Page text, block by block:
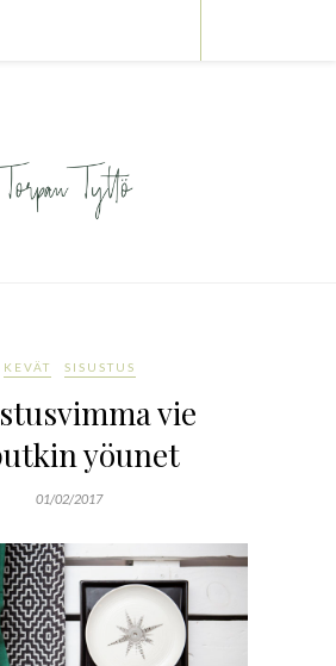
KEVÄT SISUSTUS
vie
yöunet
01/02/2017